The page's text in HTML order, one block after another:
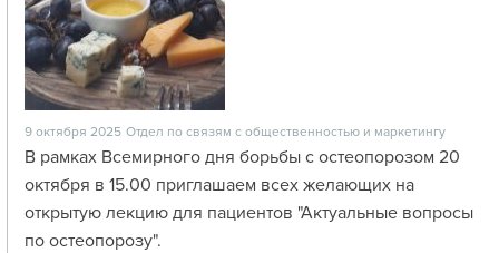
9 октября 2025 Отдел по связям с общественностью и маркетингу
В рамках Всемирного дня борьбы с остеопорозом 20
октября в 15.00 приглашаем всех желающих на
открытую лекцию для пациентов "Актуальные вопросы
по остеопорозу".